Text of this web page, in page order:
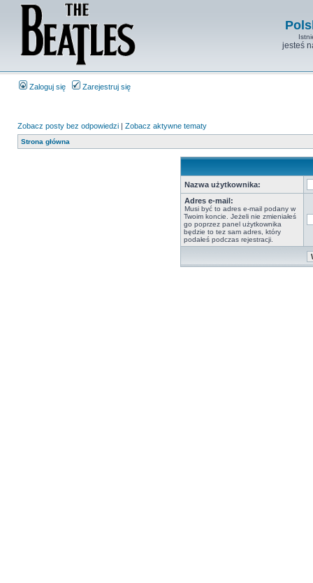
jesteś
Zaloguj się Zarejestruj się
Zobacz posty bez odpowiedzi | Zobacz aktywne tematy
Strona główna
Nazwa użytkownika:
Adres e-mail:
Musi być to adres e-mail podany w
Twoim koncie. Jeżeli nie zmieniałeś
go poprzez panel użytkownika
będzie to tez sam adres, który
podałeś podczas rejestracji.